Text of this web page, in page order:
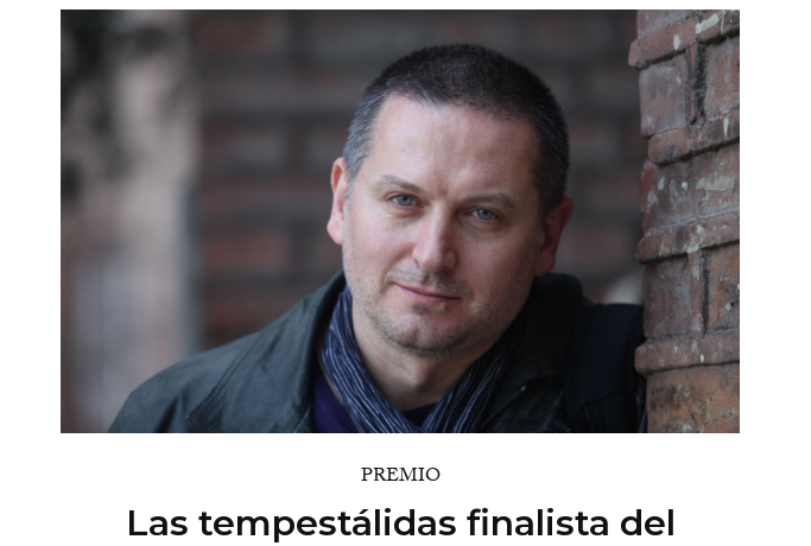
PREMIO
Las tempestálidas finalista del